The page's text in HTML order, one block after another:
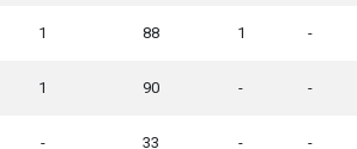
1 88 1 -
1 90 - -
- 33 - -